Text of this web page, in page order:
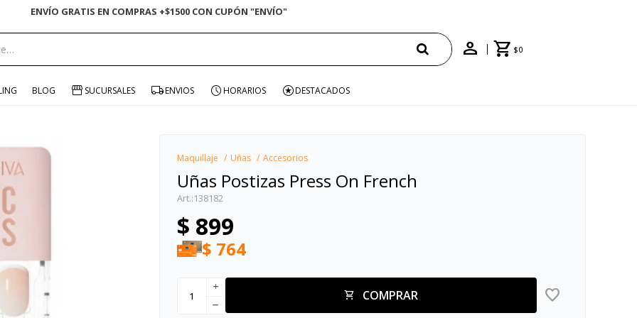
ENVÍO GRATIS EN COMPRAS +$1500 CON CUPÓN "ENVÍO"
$0
BLOG SUCURSALES ENVIOS HORARIOS DESTACADOS
Maquillaje Uñas Accesorios
Uñas Postizas Press On French
138182
$ 899
$ 764
COMPRAR
add
remove